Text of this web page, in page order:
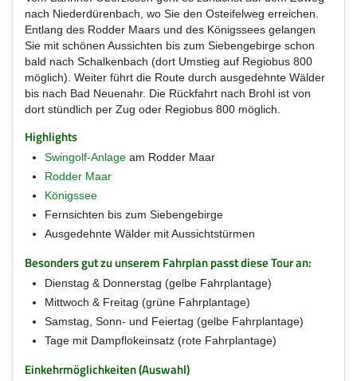
nach Niederdürenbach, wo Sie den Osteifelweg erreichen.
Entlang des Rodder Maars und des Königssees gelangen
Sie mit schönen Aussichten bis zum Siebengebirge schon
bald nach Schalkenbach (dort Umstieg auf Regiobus 800
möglich). Weiter führt die Route durch ausgedehnte Wälder
bis nach Bad Neuenahr. Die Rückfahrt nach Brohl ist von
dort stündlich per Zug oder Regiobus 800 möglich.
Highlights
Swingolf-Anlage am Rodder Maar
Rodder Maar
Königssee
Fernsichten bis zum Siebengebirge
Ausgedehnte Wälder mit Aussichtstürmen
Besonders gut zu unserem Fahrplan passt diese Tour an:
Dienstag & Donnerstag (gelbe Fahrplantage)
Mittwoch & Freitag (grüne Fahrplantage)
Samstag, Sonn- und Feiertag (gelbe Fahrplantage)
Tage mit Dampflokeinsatz (rote Fahrplantage)
Einkehrmöglichkeiten (Auswahl)